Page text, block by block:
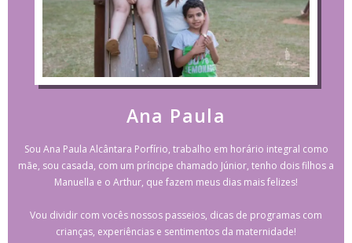
Ana Paula
Sou Ana Paula Alcântara Porfírio, trabalho em horário integral como
mãe, sou casada, com um príncipe chamado Júnior, tenho dois filhos a
Manuella e o Arthur, que fazem meus dias mais felizes!
Vou dividir com vocês nossos passeios, dicas de programas com
crianças, experiências e sentimentos da maternidade!